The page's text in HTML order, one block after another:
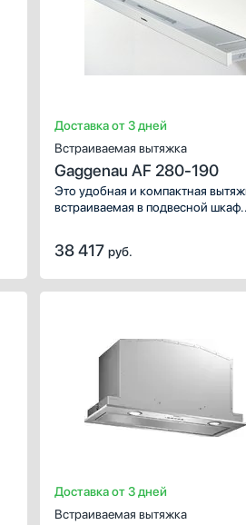
Доставка от 3 дней
Встраиваемая вытяжка
Gaggenau AF 280-190
Это удобная и компактная
встраиваемая в подвесной шкаф.
бесшумно.
38 417 руб.
Доставка от 3 дней
Встраиваемая вытяжка